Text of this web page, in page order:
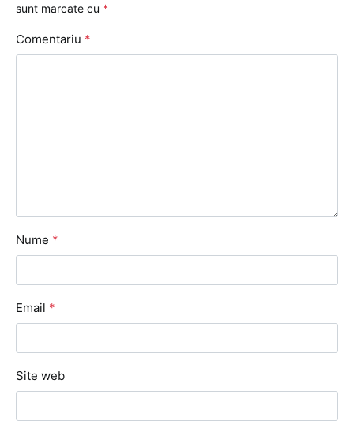
sunt marcate cu *
Comentariu *
Nume *
Email *
Site web